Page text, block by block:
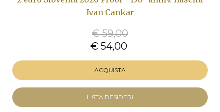
Ivan Cankar
€ 59,00
€ 54,00
ACQUISTA
LISTA DESIDERI